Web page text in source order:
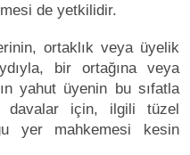
de yetkilidir.
ortaklık veya üyelik
bir ortağına veya
yahut üyenin bu sıfatla
davalar için, ilgili tüzel
yer mahkemesi kesin